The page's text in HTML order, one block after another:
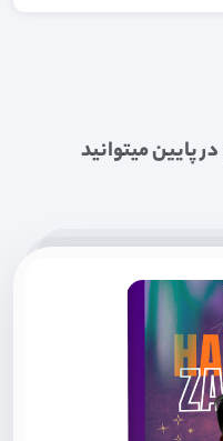
پایین میتوانید